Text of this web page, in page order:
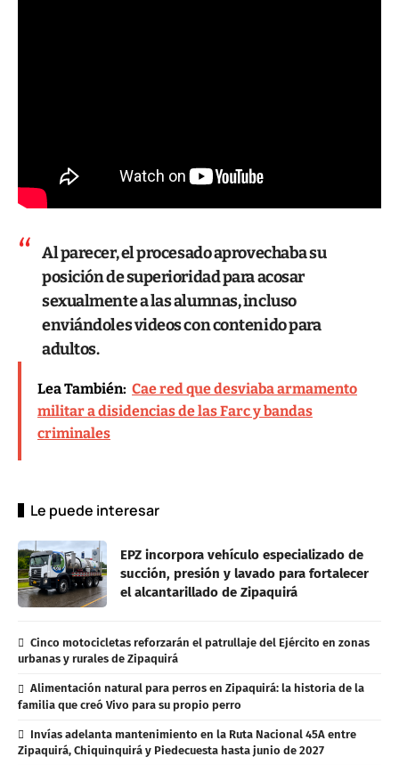
Al parecer, el procesado aprovechaba su
posición de superioridad para acosar
sexualmente a las alumnas, incluso
enviándoles videos con contenido para
adultos.
Lea También: Cae red que desviaba armamento
militar a disidencias de las Farc y bandas
criminales
Le puede interesar
EPZ incorpora vehículo especializado de
succión, presión y lavado para fortalecer
el alcantarillado de Zipaquirá
Cinco motocicletas reforzarán el patrullaje del Ejército en zonas
urbanas y rurales de Zipaquirá
Alimentación natural para perros en Zipaquirá: la historia de la
familia que creó Vivo para su propio perro
Invías adelanta mantenimiento en la Ruta Nacional 45A entre
Zipaquirá, Chiquinquirá y Piedecuesta hasta junio de 2027